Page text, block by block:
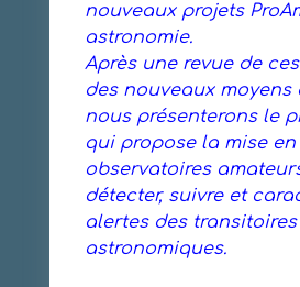
nouveaux projets
astronomie.
Après une revue de
des nouveaux moyens
nous présenterons le
qui propose la mise en
observatoires
détecter, suivre et
alertes des transitoires
astronomiques.